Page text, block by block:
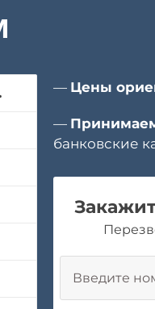
— Цены
—
банковские